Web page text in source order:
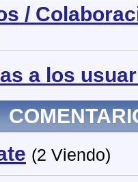
/
a los
(2 Viendo)